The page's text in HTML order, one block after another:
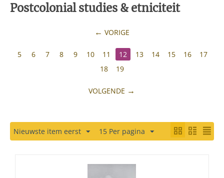
Postcolonial studies & etniciteit
VORIGE
5 6 7 8 9 10 11 12 13 14 15 16
17
18
19
VOLGENDE
Nieuwste item eerst 15 Per pagina